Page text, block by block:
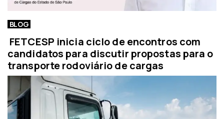
BLOG
FETCESP inicia ciclo de encontros com
candidatos para discutir propostas para o
transporte rodoviário de cargas